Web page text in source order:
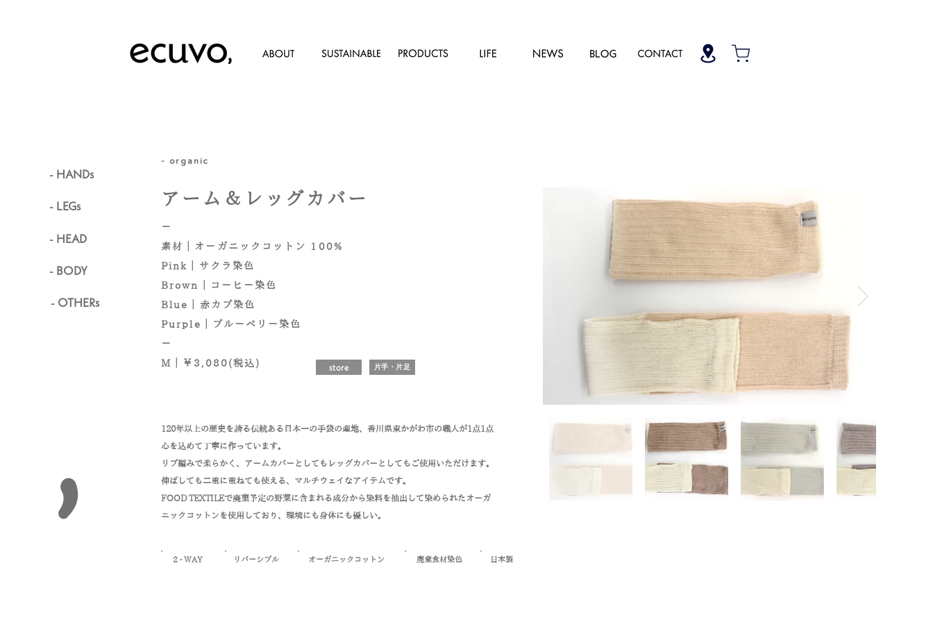
- HANDs
- LEGs
- HEAD
- BODY
- OTHERs
- organic
アーム＆レッグカバー
－
素材｜オーガニックコットン 100%
Pink｜サクラ染色
Brown｜コーヒー染色
Blue｜赤カ ブ 染色
Purple｜ブルーベリー染色
－
M｜￥3 ,080(税込) store 片手・片足
120年以上の歴史を誇る伝統ある日本一の手袋の産地、 香川県東かがわ市の職人が1点1点
心を込めて丁寧に作っています。
リブ編みで柔らかく、アームカバーとしてもレッグカバーとしてもご使用いただけます。
​伸ばしても二重に重ねても使える、マルチウェイなアイテムです。
FOOD TEXTILEで廃棄予定の野菜に含まれる成分から染料を抽出して染められたオーガ
ニックコットンを使用しており、環境にも身体にも優しい。
2 - WAY ​リバーシブル オーガニックコットン 廃棄食材染色 日本製